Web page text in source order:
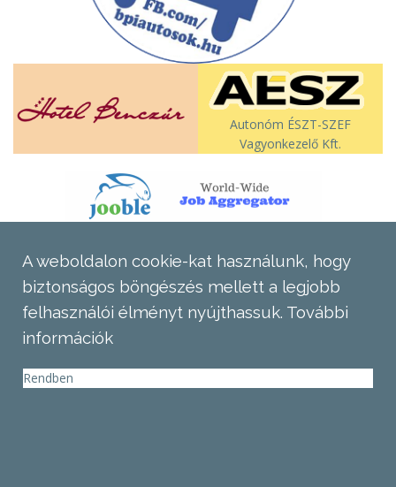
Autonóm ÉSZT-SZEF
Vagyonkezelő Kft.
A weboldalon cookie-kat használunk, hogy
biztonságos böngészés mellett a legjobb
felhasználói élményt nyújthassuk. További
információk
Rendben